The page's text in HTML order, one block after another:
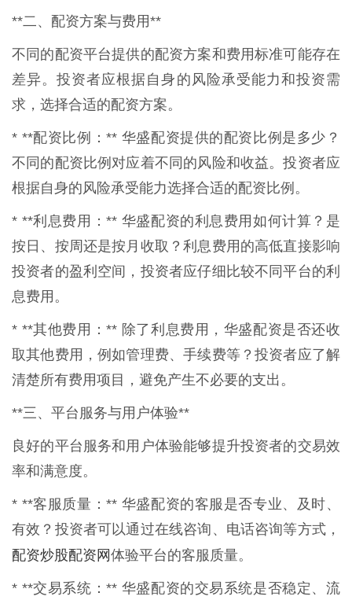
**二、配资方案与费用**
不同的配资平台提供的配资方案和费用标准可能存在
差异。投资者应根据自身的风险承受能力和投资需
求，选择合适的配资方案。
* **配资比例：** 华盛配资提供的配资比例是多少？
不同的配资比例对应着不同的风险和收益。投资者应
根据自身的风险承受能力选择合适的配资比例。
* **利息费用：** 华盛配资的利息费用如何计算？是
按日、按周还是按月收取？利息费用的高低直接影响
投资者的盈利空间，投资者应仔细比较不同平台的利
息费用。
* **其他费用：** 除了利息费用，华盛配资是否还收
取其他费用，例如管理费、手续费等？投资者应了解
清楚所有费用项目，避免产生不必要的支出。
**三、平台服务与用户体验**
良好的平台服务和用户体验能够提升投资者的交易效
率和满意度。
* **客服质量：** 华盛配资的客服是否专业、及时、
有效？投资者可以通过在线咨询、电话咨询等方式，
配资炒股配资网体验平台的客服质量。
* **交易系统：** 华盛配资的交易系统是否稳定、流